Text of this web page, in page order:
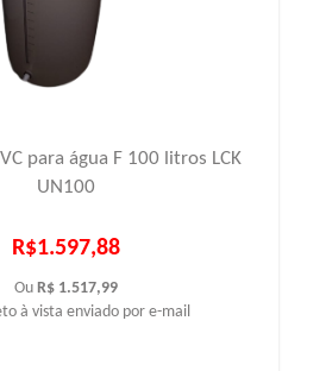
para água F 100 litros LCK
UN100
R$1.597,88
Ou R$ 1.517,99
à vista enviado por e-mail